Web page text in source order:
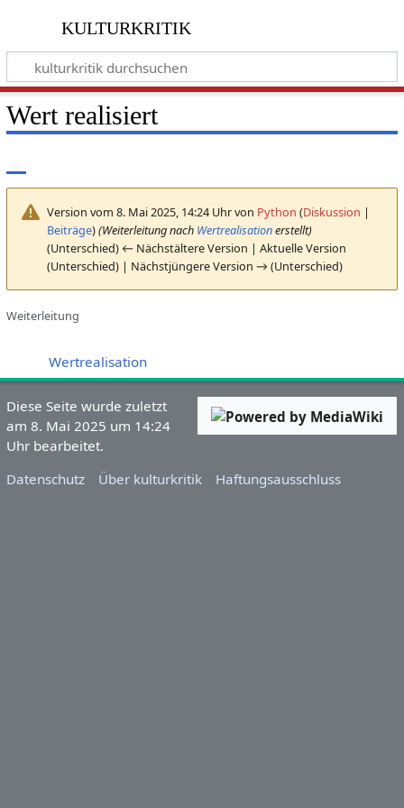
kulturkritik
Wert realisiert
Version vom 8. Mai 2025, 14:24 Uhr von Python (Diskussion |
Beiträge)(Weiterleitung nach Wertrealisationerstellt)
(Unterschied) ← Nächstältere Version | Aktuelle Version
(Unterschied) | Nächstjüngere Version → (Unterschied)
Weiterleitung
Wertrealisation
Diese Seite wurde zuletzt
am 8. Mai 2025 um 14:24
Uhr bearbeitet.
Datenschutz
Über kulturkritik Haftungsausschluss